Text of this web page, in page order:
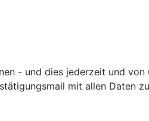
- und dies jederzeit und
mit allen Daten